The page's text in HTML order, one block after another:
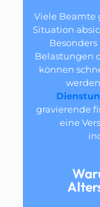
Viele Beamte
Situation
Belastungen
können
gravierende
eine